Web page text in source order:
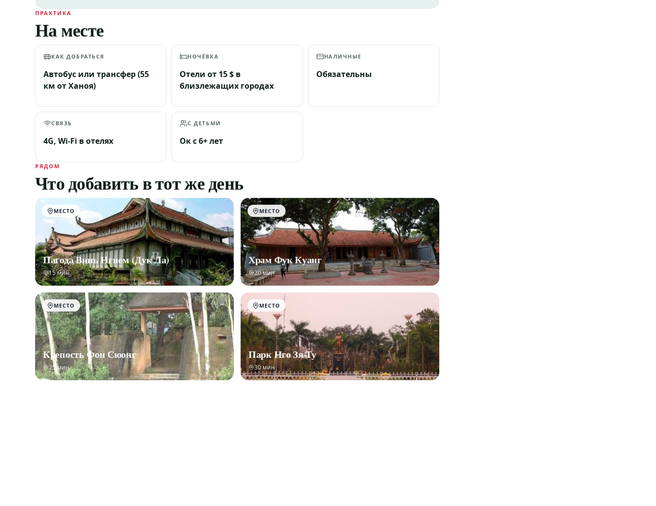
ПРАКТИКА
На месте
КАК ДОБРАТЬСЯ
Автобус или трансфер (55
км от Ханоя)
НОЧЁВКА
Отели от 15 $ в
близлежащих городах
НАЛИЧНЫЕ
Обязательны
СВЯЗЬ
4G, Wi-Fi в отелях
С ДЕТЬМИ
Ок с 6+ лет
РЯДОМ
Что добавить в тот же день
МЕСТО
Пагода Винь Нгием (Дук Ла)
15 мин
МЕСТО
Храм Фук Куанг
20 мин
МЕСТО
Крепость Фон Сюонг
25 мин
МЕСТО
Парк Нго Зя Ту
30 мин